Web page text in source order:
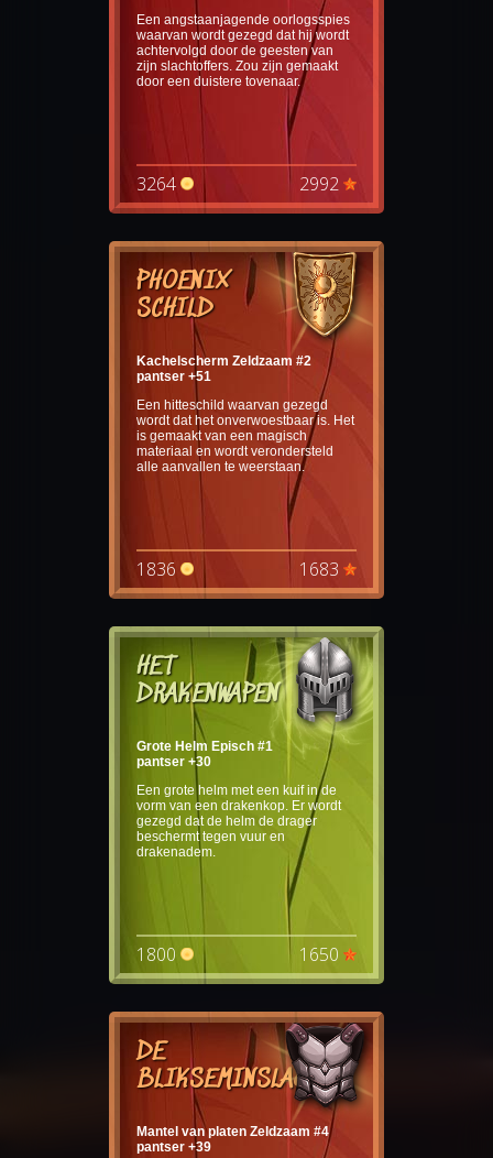
Een angstaanjagende oorlogsspies
waarvan wordt gezegd dat hij wordt
achtervolgd door de geesten van
zijn slachtoffers. Zou zijn gemaakt
door een duistere tovenaar.
3264 2992
PHOENIX
SCHILD
Kachelscherm Zeldzaam #2
pantser +51
Een hitteschild waarvan gezegd
wordt dat het onverwoestbaar is. Het
is gemaakt van een magisch
materiaal en wordt verondersteld
alle aanvallen te weerstaan.
1836 1683
HET
DRAKENWAPEN
Grote Helm Episch #1
pantser +30
Een grote helm met een kuif in de
vorm van een drakenkop. Er wordt
gezegd dat de helm de drager
beschermt tegen vuur en
drakenadem.
1800 1650
DE
BLIKSEMINSLAG
Mantel van platen Zeldzaam #4
pantser +39